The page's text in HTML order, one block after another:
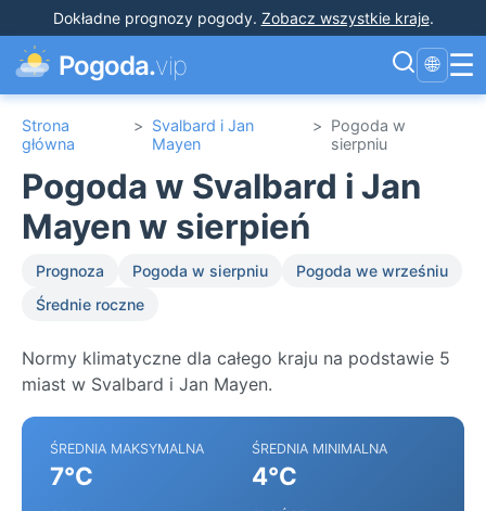
Dokładne prognozy pogody. Zobacz wszystkie kraje.
Pogoda.vip 🌐 ☰
Strona
główna
> Svalbard i Jan
Mayen
> Pogoda w
sierpniu
Pogoda w Svalbard i Jan
Mayen w sierpień
Prognoza Pogoda w sierpniu
Pogoda we wrześniu
Średnie roczne
Normy klimatyczne dla całego kraju na podstawie 5
miast w Svalbard i Jan Mayen.
ŚREDNIA MAKSYMALNA
7°C
ŚREDNIA MINIMALNA
4°C